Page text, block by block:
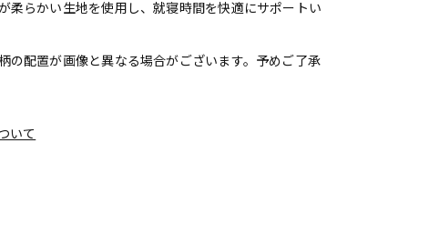
柔らかい生地を使用し、就寝時間を快適にサポートい
の配置が画像と異なる場合がございます。予めご了承
いて